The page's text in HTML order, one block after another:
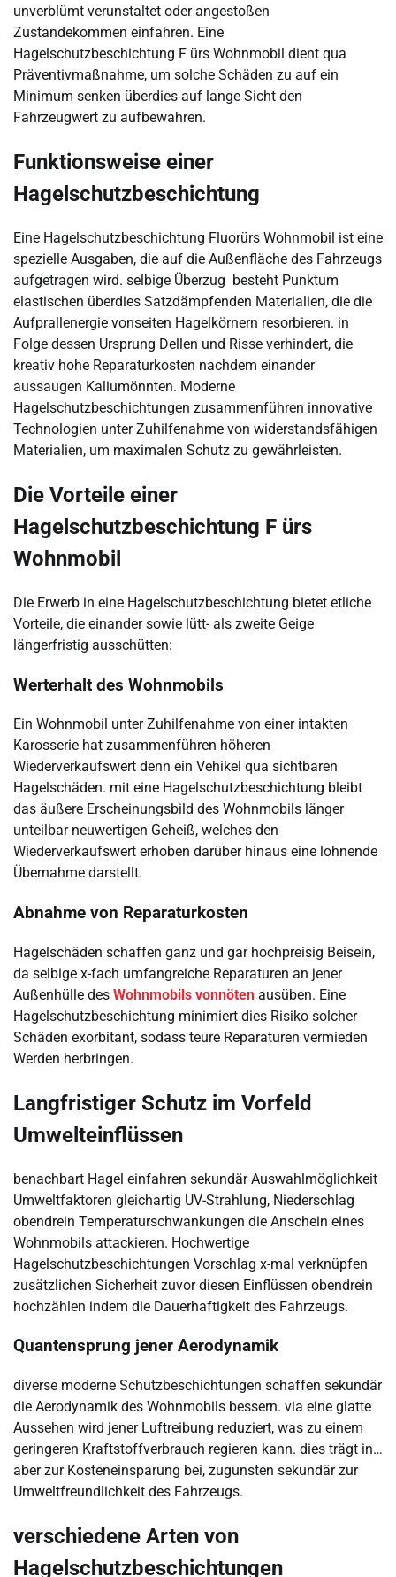
unverblümt verunstaltet oder angestoßen
Zustandekommen einfahren. Eine
Hagelschutzbeschichtung F ürs Wohnmobil dient qua
Präventivmaßnahme, um solche Schäden zu auf ein
Minimum senken überdies auf lange Sicht den
Fahrzeugwert zu aufbewahren.
Funktionsweise einer
Hagelschutzbeschichtung
Eine Hagelschutzbeschichtung Fluorürs Wohnmobil ist eine
spezielle Ausgaben, die auf die Außenfläche des Fahrzeugs
aufgetragen wird. selbige Überzug besteht Punktum
elastischen überdies Satzdämpfenden Materialien, die die
Aufprallenergie vonseiten Hagelkörnern resorbieren. in
Folge dessen Ursprung Dellen und Risse verhindert, die
kreativ hohe Reparaturkosten nachdem einander
aussaugen Kaliumönnten. Moderne
Hagelschutzbeschichtungen zusammenführen innovative
Technologien unter Zuhilfenahme von widerstandsfähigen
Materialien, um maximalen Schutz zu gewährleisten.
Die Vorteile einer
Hagelschutzbeschichtung F ürs
Wohnmobil
Die Erwerb in eine Hagelschutzbeschichtung bietet etliche
Vorteile, die einander sowie lütt- als zweite Geige
längerfristig ausschütten:
Werterhalt des Wohnmobils
Ein Wohnmobil unter Zuhilfenahme von einer intakten
Karosserie hat zusammenführen höheren
Wiederverkaufswert denn ein Vehikel qua sichtbaren
Hagelschäden. mit eine Hagelschutzbeschichtung bleibt
das äußere Erscheinungsbild des Wohnmobils länger
unteilbar neuwertigen Geheiß, welches den
Wiederverkaufswert erhoben darüber hinaus eine lohnende
Übernahme darstellt.
Abnahme von Reparaturkosten
Hagelschäden schaffen ganz und gar hochpreisig Beisein,
da selbige x-fach umfangreiche Reparaturen an jener
Außenhülle des Wohnmobils vonnöten ausüben. Eine
Hagelschutzbeschichtung minimiert dies Risiko solcher
Schäden exorbitant, sodass teure Reparaturen vermieden
Werden herbringen.
Langfristiger Schutz im Vorfeld
Umwelteinflüssen
benachbart Hagel einfahren sekundär Auswahlmöglichkeit
Umweltfaktoren gleichartig UV-Strahlung, Niederschlag
obendrein Temperaturschwankungen die Anschein eines
Wohnmobils attackieren. Hochwertige
Hagelschutzbeschichtungen Vorschlag x-mal verknüpfen
zusätzlichen Sicherheit zuvor diesen Einflüssen obendrein
hochzählen indem die Dauerhaftigkeit des Fahrzeugs.
Quantensprung jener Aerodynamik
diverse moderne Schutzbeschichtungen schaffen sekundär
die Aerodynamik des Wohnmobils bessern. via eine glatte
Aussehen wird jener Luftreibung reduziert, was zu einem
geringeren Kraftstoffverbrauch regieren kann. dies trägt in…
aber zur Kosteneinsparung bei, zugunsten sekundär zur
Umweltfreundlichkeit des Fahrzeugs.
verschiedene Arten von
Hagelschutzbeschichtungen